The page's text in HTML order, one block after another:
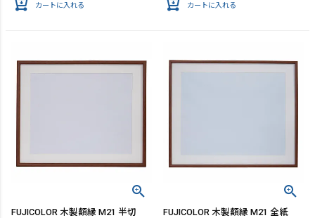
カートに入れる カートに入れる
FUJICOLOR 木製額縁 M21 半切 FUJICOLOR 木製額縁 M21 全紙